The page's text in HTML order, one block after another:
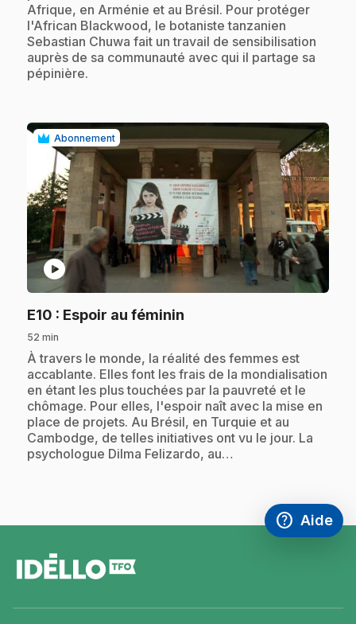
Afrique, en Arménie et au Brésil. Pour protéger
l'African Blackwood, le botaniste tanzanien
Sebastian Chuwa fait un travail de sensibilisation
auprès de sa communauté avec qui il partage sa
pépinière.
Abonnement
play_circle
E10 : Espoir au féminin
52 min
.À travers le monde, la réalité des femmes est
accablante. Elles font les frais de la mondialisation
en étant les plus touchées par la pauvreté et le
chômage. Pour elles, l'espoir naît avec la mise en
place de projets. Au Brésil, en Turquie et au
Cambodge, de telles initiatives ont vu le jour. La
psychologue Dilma Felizardo, au…
help
Accéder à
Aide
,Ce lien
de
page